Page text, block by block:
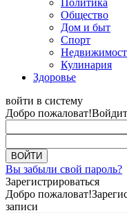
Политика
Общество
Дом и быт
Спорт
Кулинария
Здоровье
войти в систему
Добро пожаловат!
Вы забыли свой пароль?
Зарегистрироваться
Добро пожаловат!
записи